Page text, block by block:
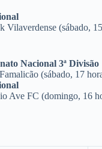
Vilaverdense (sábado,
Nacional 3ª Divisão
(sábado, 17
Ave FC (domingo, 16